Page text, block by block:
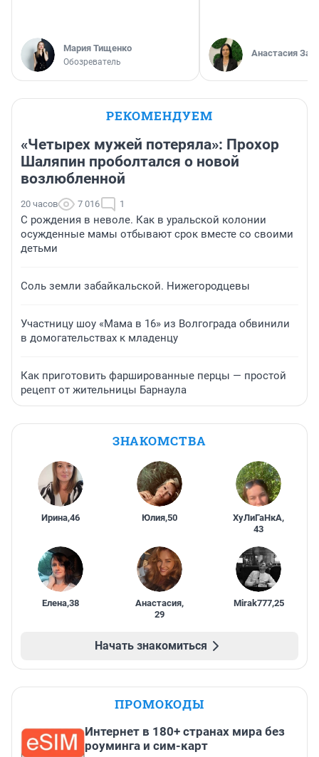
Мария Тищенко
Обозреватель
Анастасия
РЕКОМЕНДУЕМ
«Четырех мужей потеряла»: Прохор
Шаляпин проболтался о новой
возлюбленной
20 часов 7 016 1
С рождения в неволе. Как в уральской колонии
осужденные мамы отбывают срок вместе со своими
детьми
Соль земли забайкальской. Нижегородцевы
Участницу шоу «Мама в 16» из Волгограда обвинили
в домогательствах к младенцу
Как приготовить фаршированные перцы — простой
рецепт от жительницы Барнаула
ЗНАКОМСТВА
Ирина,46 Юлия,50 ХуЛиГаНкА,
43
Елена,38 Анастасия,
29
Mirak777,25
Начать знакомиться
ПРОМОКОДЫ
Интернет в 180+ странах мира без
роуминга и сим-карт